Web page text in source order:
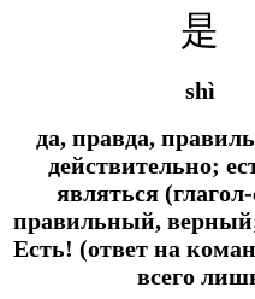
是
shì
да, правда,
действительно;
являться
правильный,
Есть! (ответ на
всего